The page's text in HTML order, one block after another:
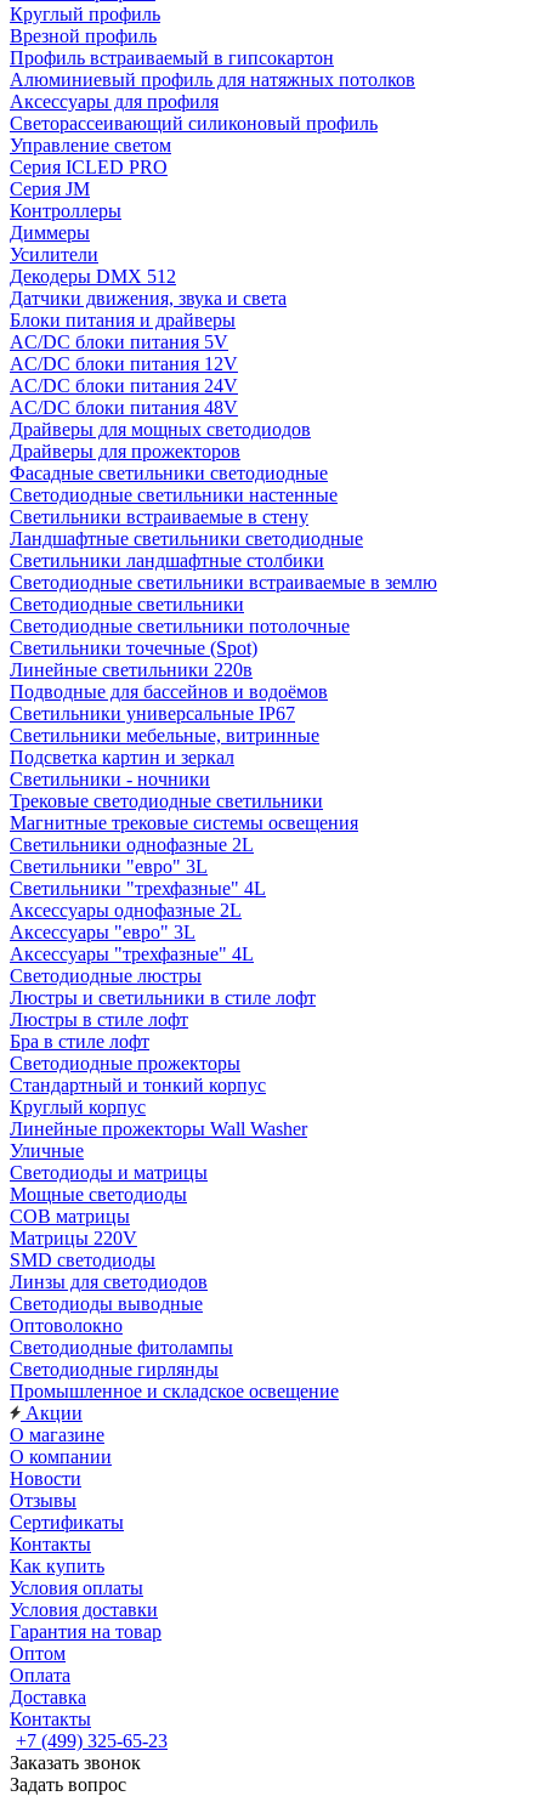
Круглый профиль
Врезной профиль
Профиль встраиваемый в гипсокартон
Алюминиевый профиль для натяжных потолков
Аксессуары для профиля
Светорассеивающий силиконовый профиль
Управление светом
Серия ICLED PRO
Серия JM
Контроллеры
Диммеры
Усилители
Декодеры DMX 512
Датчики движения, звука и света
Блоки питания и драйверы
AC/DC блоки питания 5V
AC/DC блоки питания 12V
AC/DC блоки питания 24V
AC/DC блоки питания 48V
Драйверы для мощных светодиодов
Драйверы для прожекторов
Фасадные светильники светодиодные
Светодиодные светильники настенные
Светильники встраиваемые в стену
Ландшафтные светильники светодиодные
Светильники ландшафтные столбики
Светодиодные светильники встраиваемые в землю
Светодиодные светильники
Светодиодные светильники потолочные
Светильники точечные (Spot)
Линейные светильники 220в
Подводные для бассейнов и водоёмов
Светильники универсальные IP67
Светильники мебельные, витринные
Подсветка картин и зеркал
Светильники - ночники
Трековые светодиодные светильники
Магнитные трековые системы освещения
Светильники однофазные 2L
Светильники "евро" 3L
Светильники "трехфазные" 4L
Аксессуары однофазные 2L
Аксессуары "евро" 3L
Аксессуары "трехфазные" 4L
Светодиодные люстры
Люстры и светильники в стиле лофт
Люстры в стиле лофт
Бра в стиле лофт
Светодиодные прожекторы
Стандартный и тонкий корпус
Круглый корпус
Линейные прожекторы Wall Washer
Уличные
Светодиоды и матрицы
Мощные светодиоды
COB матрицы
Матрицы 220V
SMD светодиоды
Линзы для светодиодов
Светодиоды выводные
Оптоволокно
Светодиодные фитолампы
Светодиодные гирлянды
Промышленное и складское освещение
Акции
О магазине
О компании
Новости
Отзывы
Сертификаты
Контакты
Как купить
Условия оплаты
Условия доставки
Гарантия на товар
Оптом
Оплата
Доставка
Контакты
+7 (499) 325-65-23
Заказать звонок
Задать вопрос